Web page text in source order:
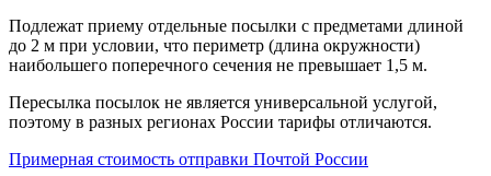
Подлежат приему отдельные посылки с предметами длиной
до 2 м при условии, что периметр (длина окружности)
наибольшего поперечного сечения не превышает 1,5 м.
Пересылка посылок не является универсальной услугой,
поэтому в разных регионах России тарифы отличаются.
Примерная стоимость отправки Почтой России